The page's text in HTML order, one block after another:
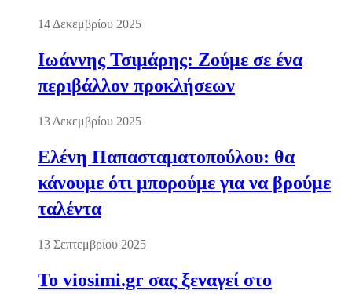
14 Δεκεμβρίου 2025
Ιωάννης Τσιμάρης: Ζούμε σε ένα
περιβάλλον προκλήσεων
13 Δεκεμβρίου 2025
Ελένη Παπασταματοπούλου: θα
κάνουμε ότι μπορούμε για να βρούμε
ταλέντα
13 Σεπτεμβρίου 2025
Το viosimi.gr σας ξεναγεί στο